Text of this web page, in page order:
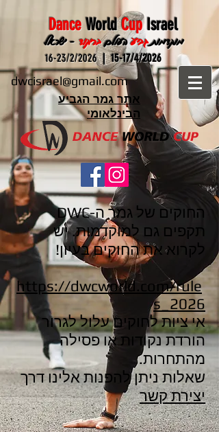
DanceWorld CupIsrael
מוקדמותגביעהעולםבריקוד- ישראל
15-17/4/2026 |
16-23/2/2026
dwcisrael@gmail.com
אתר גמר הגביע
הבינלאומי
החוקים של גמר ה-DWC
תקפים גם למוקדמות. יש
לקרוא את החוקים בעיון!
https://dwcworld.com/rule
s_2026
אי ציות לחוקים עלול לגרור
הורדת נקודות או פסילה
מהתחרות.
שאלות ניתן להפנות אלינו דרך
יצירת קשר